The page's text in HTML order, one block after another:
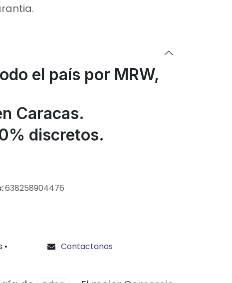
el país por MRW,
Caracas.
discretos.
638258904476
•
Contactanos